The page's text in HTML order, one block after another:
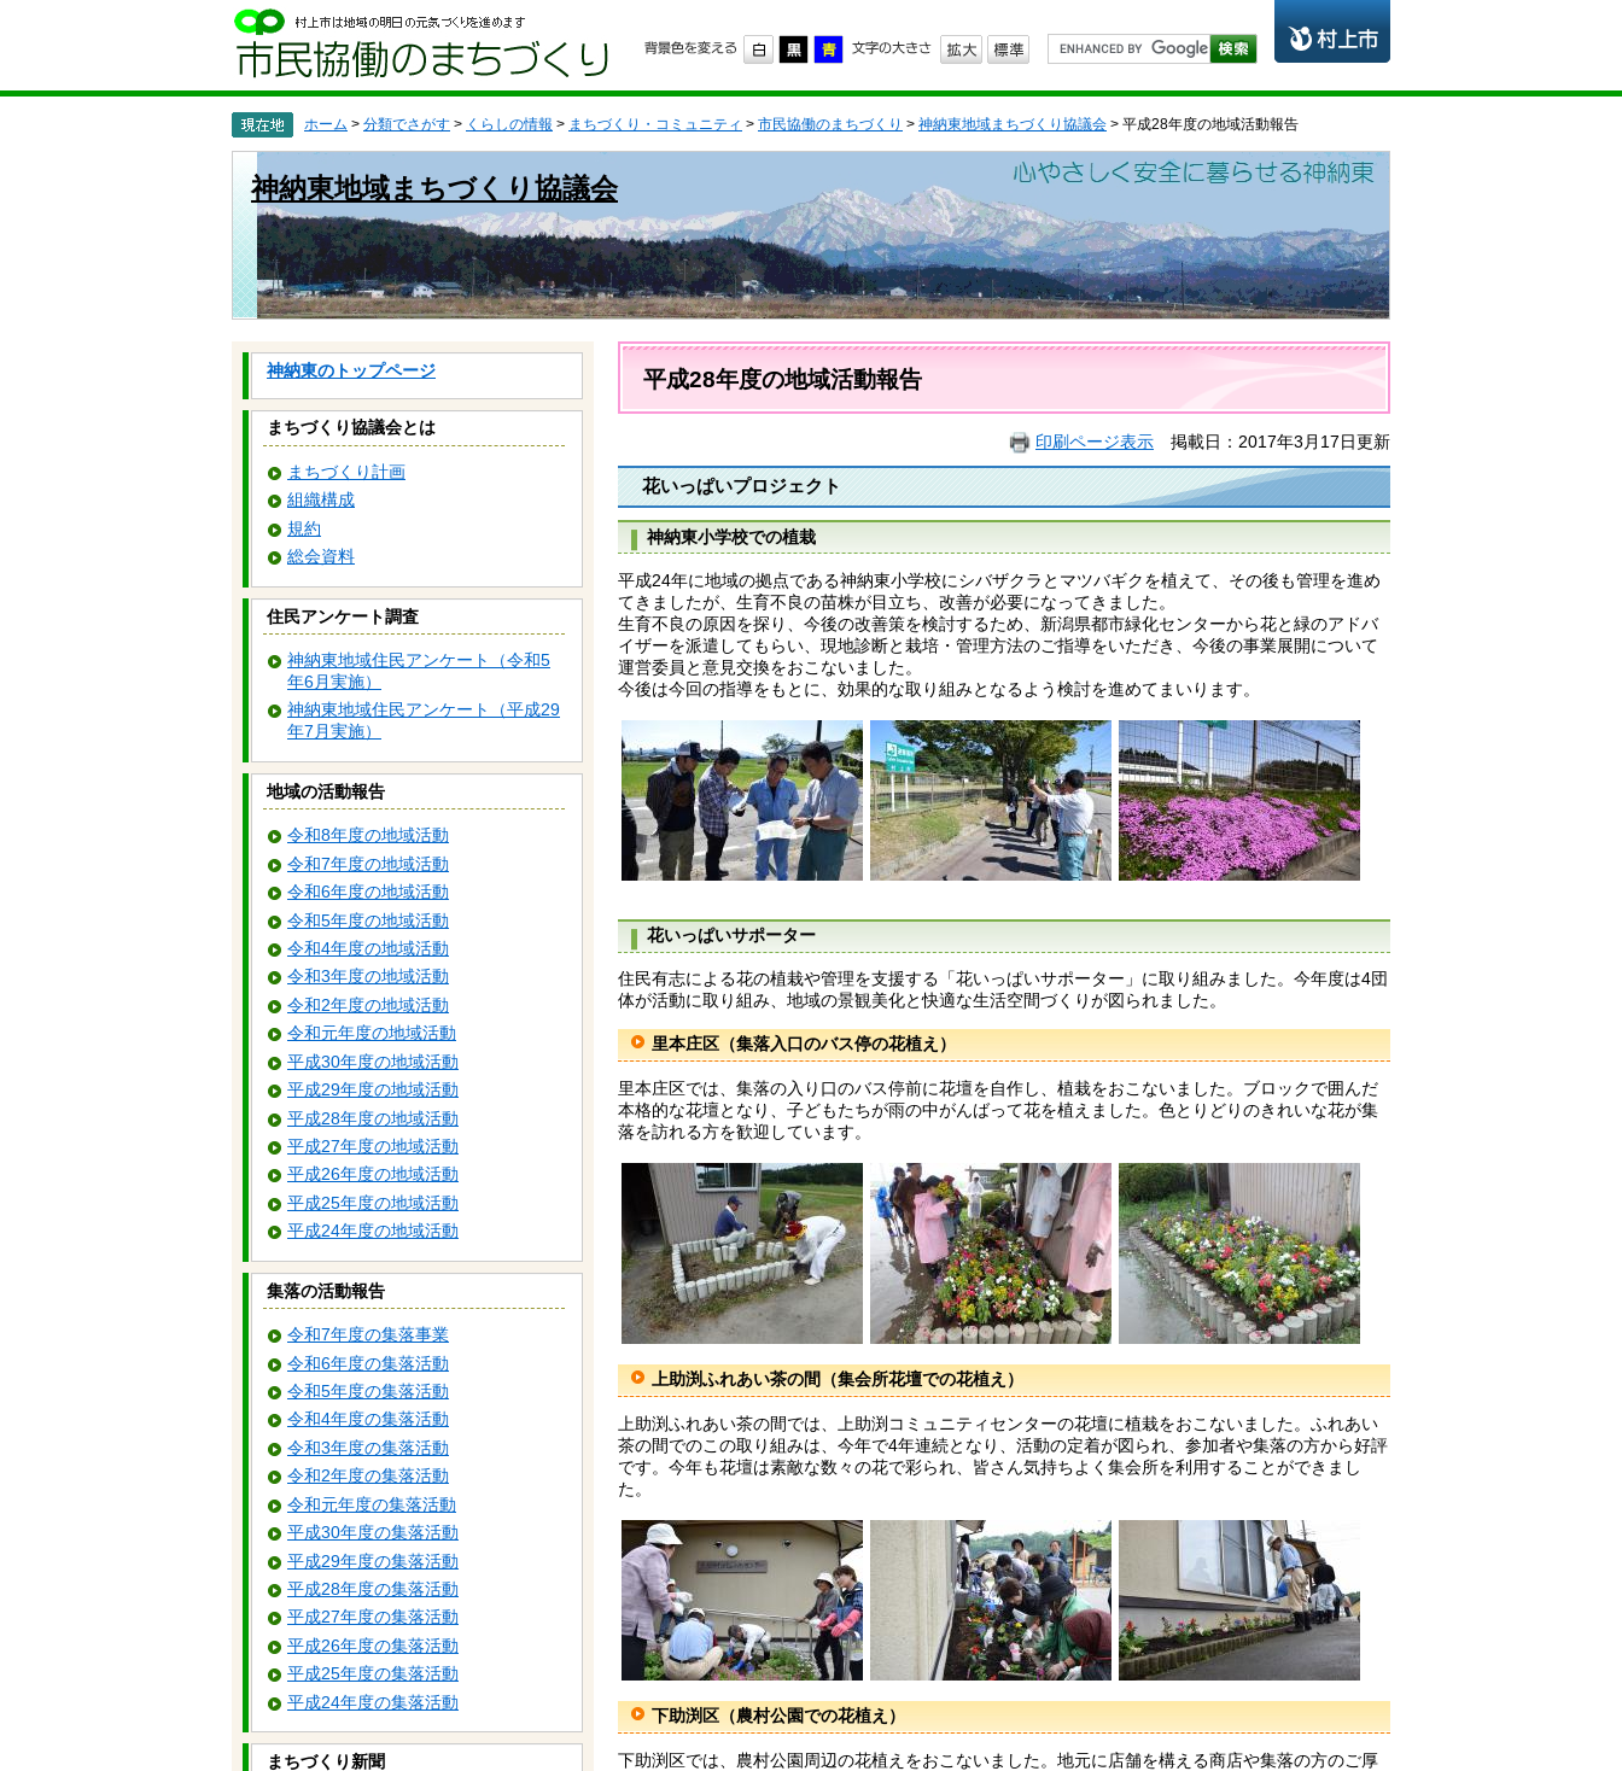
先
を
G
o
g
e
カ
ス
ム
検
索
ホーム > 分類でさがす > くらしの情報 > まちづくり・コミュニティ > 市民協働のまちづくり > 神納東地域まちづくり協議会 > 平成28年度の地域活動報告
神納東地域まちづくり協議会
本
平成28年度の地域活動報告
印刷ページ表示 掲載日：2017年3月17日更新
花いっぱいプロジェクト
神納東小学校での植栽
平成24年に地域の拠点である神納東小学校にシバザクラとマツバギクを植えて、その後も管理を進め
てきましたが、生育不良の苗株が目立ち、改善が必要になってきました。
生育不良の原因を探り、今後の改善策を検討するため、新潟県都市緑化センターから花と緑のアドバ
イザーを派遣してもらい、現地診断と栽培・管理方法のご指導をいただき、今後の事業展開について
運営委員と意見交換をおこないました。
今後は今回の指導をもとに、効果的な取り組みとなるよう検討を進めてまいります。
花いっぱいサポーター
住民有志による花の植栽や管理を支援する「花いっぱいサポーター」に取り組みました。今年度は4団
体が活動に取り組み、地域の景観美化と快適な生活空間づくりが図られました。
里本庄区（集落入口のバス停の花植え）
里本庄区では、集落の入り口のバス停前に花壇を自作し、植栽をおこないました。ブロックで囲んだ
本格的な花壇となり、子どもたちが雨の中がんばって花を植えました。色とりどりのきれいな花が集
落を訪れる方を歓迎しています。
上助渕ふれあい茶の間（集会所花壇での花植え）
上助渕ふれあい茶の間では、上助渕コミュニティセンターの花壇に植栽をおこないました。ふれあい
茶の間でのこの取り組みは、今年で4年連続となり、活動の定着が図られ、参加者や集落の方から好評
です。今年も花壇は素敵な数々の花で彩られ、皆さん気持ちよく集会所を利用することができまし
た。
下助渕区（農村公園での花植え）
下助渕区では、農村公園周辺の花植えをおこないました。地元に店舗を構える商店や集落の方のご厚
神納東のトップページ
まちづくり協議会とは
まちづくり計画
組織構成
規約
総会資料
住民アンケート調査
神納東地域住民アンケート（令和5
年6月実施）
神納東地域住民アンケート（平成29
年7月実施）
地域の活動報告
令和8年度の地域活動
令和7年度の地域活動
令和6年度の地域活動
令和5年度の地域活動
令和4年度の地域活動
令和3年度の地域活動
令和2年度の地域活動
令和元年度の地域活動
平成30年度の地域活動
平成29年度の地域活動
平成28年度の地域活動
平成27年度の地域活動
平成26年度の地域活動
平成25年度の地域活動
平成24年度の地域活動
集落の活動報告
令和7年度の集落事業
令和6年度の集落活動
令和5年度の集落活動
令和4年度の集落活動
令和3年度の集落活動
令和2年度の集落活動
令和元年度の集落活動
平成30年度の集落活動
平成29年度の集落活動
平成28年度の集落活動
平成27年度の集落活動
平成26年度の集落活動
平成25年度の集落活動
平成24年度の集落活動
まちづくり新聞